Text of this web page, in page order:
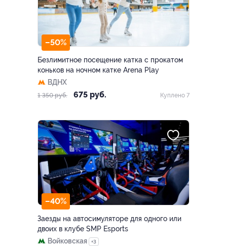
–50%
Безлимитное посещение катка с прокатом
коньков на ночном катке Arena Play
ВДНХ
1 350 руб. 675 руб. Куплено 7
–40%
Заезды на автосимуляторе для одного или
двоих в клубе SMP Esports
Войковская
+3